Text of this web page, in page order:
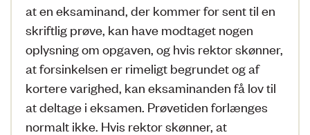
at en eksaminand, der kommer for sent til en
skriftlig prøve, kan have modtaget nogen
oplysning om opgaven, og hvis rektor skønner,
at forsinkelsen er rimeligt begrundet og af
kortere varighed, kan eksaminanden få lov til
at deltage i eksamen. Prøvetiden forlænges
normalt ikke. Hvis rektor skønner, at